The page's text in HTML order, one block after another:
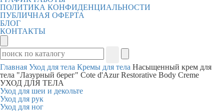
ПОЛИТИКА КОНФИДЕНЦИАЛЬНОСТИ
ПУБЛИЧНАЯ ОФЕРТА
БЛОГ
КОНТАКТЫ
Главная Уход для тела Кремы для тела Насыщенный крем для
тела "Лазурный берег" Cote d'Azur Restorative Body Creme
УХОД ДЛЯ ТЕЛА
Уход для шеи и декольте
Уход для рук
Уход для ног